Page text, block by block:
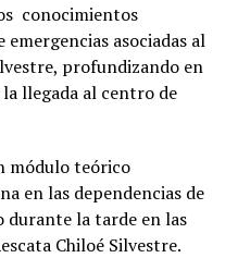
conocimientos
asociadas al
profundizando en
llegada al centro de
módulo teórico
en las dependencias de
durante la tarde en las
Chiloé Silvestre.